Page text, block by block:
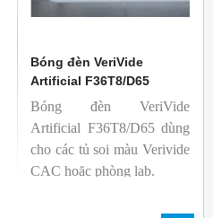
Bóng đèn VeriVide
Artificial F36T8/D65
Bóng đèn VeriVide
Artificial F36T8/D65 dùng
cho các tủ soi màu Verivide
CAC hoặc phòng lab.